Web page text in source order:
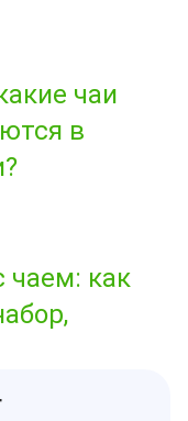
чаи
в
чаем: как